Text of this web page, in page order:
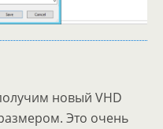
новый VHD
Это очень